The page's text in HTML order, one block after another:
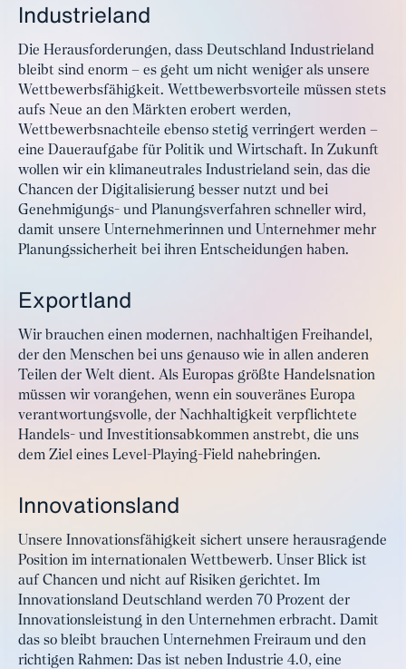
Industrieland
Die Herausforderungen, dass Deutschland Industrieland
bleibt sind enorm – es geht um nicht weniger als unsere
Wettbewerbsfähigkeit. Wettbewerbsvorteile müssen stets
aufs Neue an den Märkten erobert werden,
Wettbewerbsnachteile ebenso stetig verringert werden –
eine Daueraufgabe für Politik und Wirtschaft. In Zukunft
wollen wir ein klimaneutrales Industrieland sein, das die
Chancen der Digitalisierung besser nutzt und bei
Genehmigungs- und Planungsverfahren schneller wird,
damit unsere Unternehmerinnen und Unternehmer mehr
Planungssicherheit bei ihren Entscheidungen haben.
Exportland
Wir brauchen einen modernen, nachhaltigen Freihandel,
der den Menschen bei uns genauso wie in allen anderen
Teilen der Welt dient. Als Europas größte Handelsnation
müssen wir vorangehen, wenn ein souveränes Europa
verantwortungsvolle, der Nachhaltigkeit verpflichtete
Handels- und Investitionsabkommen anstrebt, die uns
dem Ziel eines Level-Playing-Field nahebringen.
Innovationsland
Unsere Innovationsfähigkeit sichert unsere herausragende
Position im internationalen Wettbewerb. Unser Blick ist
auf Chancen und nicht auf Risiken gerichtet. Im
Innovationsland Deutschland werden 70 Prozent der
Innovationsleistung in den Unternehmen erbracht. Damit
das so bleibt brauchen Unternehmen Freiraum und den
richtigen Rahmen: Das ist neben Industrie 4.0, eine